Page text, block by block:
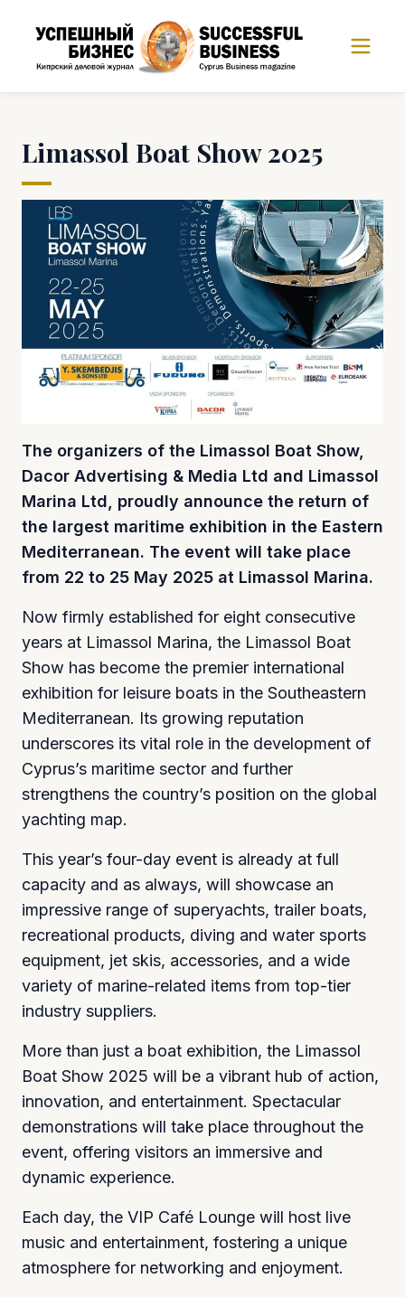
Limassol Boat Show 2025
The organizers of the Limassol Boat Show,
Dacor Advertising & Media Ltd and Limassol
Marina Ltd, proudly announce the return of
the largest maritime exhibition in the Eastern
Mediterranean. The event will take place
from 22 to 25 May 2025 at Limassol Marina.
Now firmly established for eight consecutive
years at Limassol Marina, the Limassol Boat
Show has become the premier international
exhibition for leisure boats in the Southeastern
Mediterranean. Its growing reputation
underscores its vital role in the development of
Cyprus’s maritime sector and further
strengthens the country’s position on the global
yachting map.
This year’s four-day event is already at full
capacity and as always, will showcase an
impressive range of superyachts, trailer boats,
recreational products, diving and water sports
equipment, jet skis, accessories, and a wide
variety of marine-related items from top-tier
industry suppliers.
More than just a boat exhibition, the Limassol
Boat Show 2025 will be a vibrant hub of action,
innovation, and entertainment. Spectacular
demonstrations will take place throughout the
event, offering visitors an immersive and
dynamic experience.
Each day, the VIP Café Lounge will host live
music and entertainment, fostering a unique
atmosphere for networking and enjoyment.